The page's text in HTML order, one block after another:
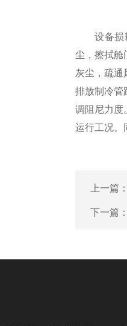
设备损耗
尘，擦拭舱
灰尘，疏通
排放制冷管
调阻尼力度
运行工况。
上一篇
下一篇